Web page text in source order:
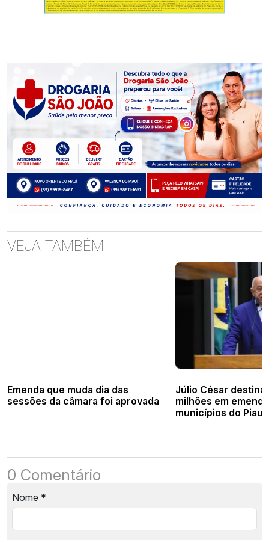
VEJA TAMBÉM
Emenda que muda dia das
sessões da câmara foi aprovada
Júlio César destina
milhões em
municípios do Piauí
0 Comentário
Nome *